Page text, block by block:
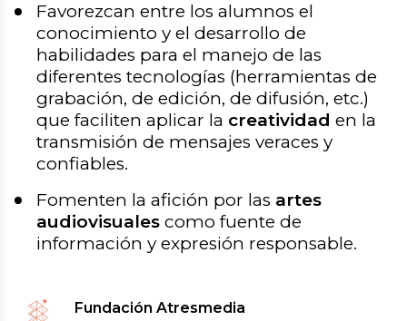
Favorezcan entre los alumnos el
conocimiento y el desarrollo de
habilidades para el manejo de las
diferentes tecnologías (herramientas de
grabación, de edición, de difusión, etc.)
que faciliten aplicar la creatividad en la
transmisión de mensajes veraces y
confiables.
Fomenten la afición por las artes
audiovisuales como fuente de
información y expresión responsable.
Fundación Atresmedia